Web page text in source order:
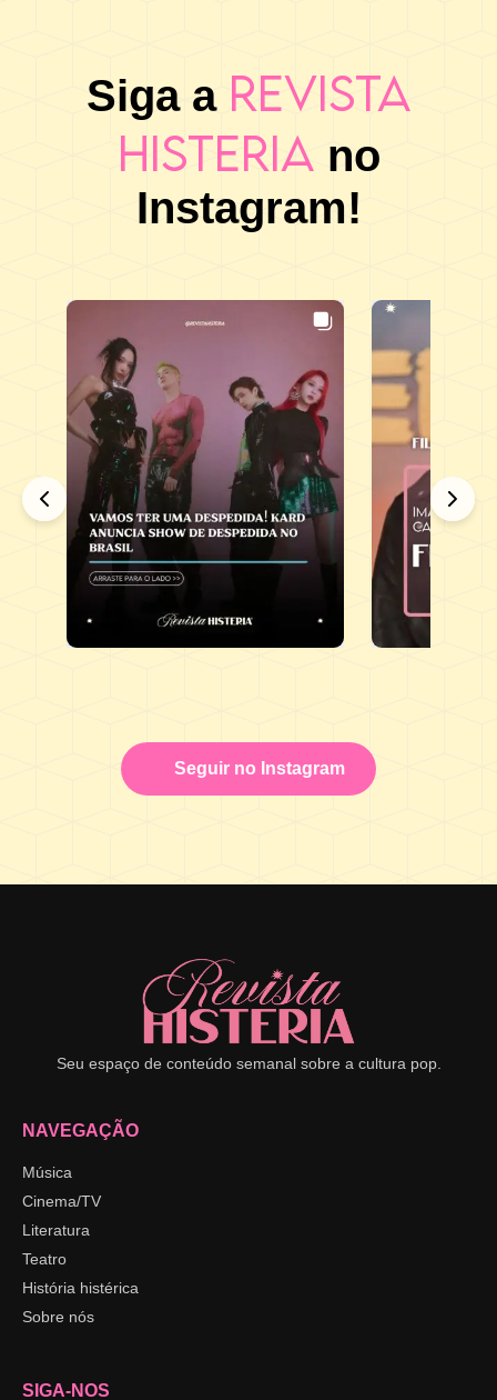
Siga a Revista
Histeria no
Instagram!
Seguir no Instagram
Seu espaço de conteúdo semanal sobre a cultura pop.
NAVEGAÇÃO
Música
Cinema/TV
Literatura
Teatro
História histérica
Sobre nós
SIGA-NOS